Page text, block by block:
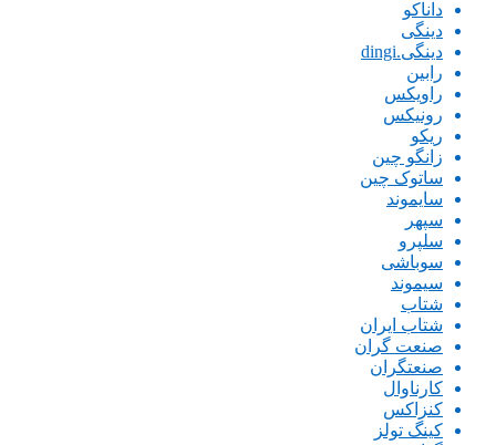
داناکو
دینگی
دینگی.dingi
رابین
راویکس
رونیکس
ریکو
زانگو چین
ساتوک چین
سایموند
سپهر
سلپرو
سوباشی
سیموند
شتاب
شتاب ایران
صنعت گران
صنعتگران
کارناوال
کنزاکس
کینگ تولز